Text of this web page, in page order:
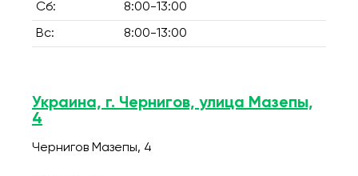
Сб: 8:00-13:00
Вс: 8:00-13:00
Украина, г. Чернигов, улица Мазепы,
4
Чернигов Мазепы, 4